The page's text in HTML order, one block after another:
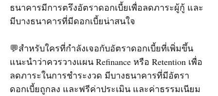
ธนาคารมีการตรึงอัตราดอกเบี้ยเพื่อลดภาระผู้กู้ และ
มีบางธนาคารที่มีดอกเบี้ยน่าสนใจ
💬สำหรับใครที่กำลังเจอกับอัตราดอกเบี้ยที่เพิ่มขึ้น
แนะนำว่าควรวางแผน Refinance หรือ Retention เพื่อ
ลดภาระในการชำระงวด มีบางธนาคารที่มีอัตรา
ดอกเบี้ยถูกลง และฟรีค่าประเมิน และค่าธรรมเนียม